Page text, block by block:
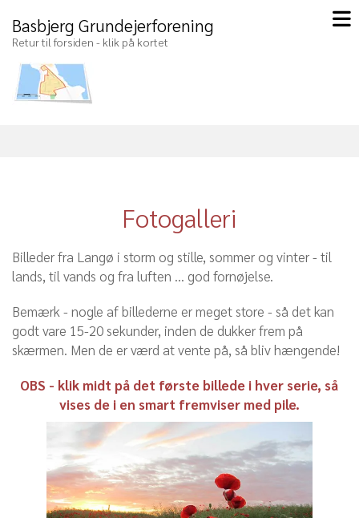
Basbjerg Grundejerforening
Retur til forsiden - klik på kortet
Fotogalleri
Billeder fra Langø i storm og stille, sommer og vinter - til
lands, til vands og fra luften ... god fornøjelse.
Bemærk - nogle af billederne er meget store - så det kan
godt vare 15-20 sekunder, inden de dukker frem på
skærmen. Men de er værd at vente på, så bliv hængende!
OBS - klik midt på det første billede i hver serie, så
vises de i en smart fremviser med pile.